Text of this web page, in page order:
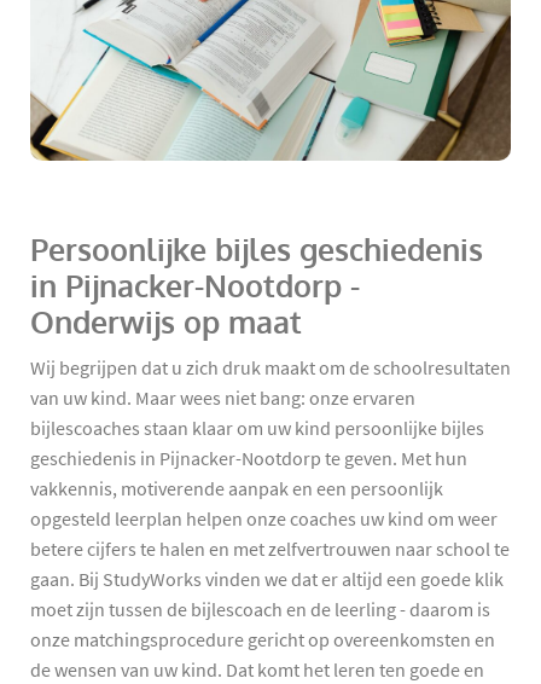
Persoonlijke bijles geschiedenis
in Pijnacker-Nootdorp -
Onderwijs op maat
Wij begrijpen dat u zich druk maakt om de schoolresultaten
van uw kind. Maar wees niet bang: onze ervaren
bijlescoaches staan klaar om uw kind persoonlijke bijles
geschiedenis in Pijnacker-Nootdorp te geven. Met hun
vakkennis, motiverende aanpak en een persoonlijk
opgesteld leerplan helpen onze coaches uw kind om weer
betere cijfers te halen en met zelfvertrouwen naar school te
gaan. Bij StudyWorks vinden we dat er altijd een goede klik
moet zijn tussen de bijlescoach en de leerling - daarom is
onze matchingsprocedure gericht op overeenkomsten en
de wensen van uw kind. Dat komt het leren ten goede en